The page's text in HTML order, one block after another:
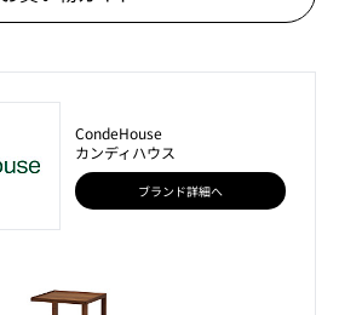
CondeHouse
カンディハウス
ブランド詳細へ